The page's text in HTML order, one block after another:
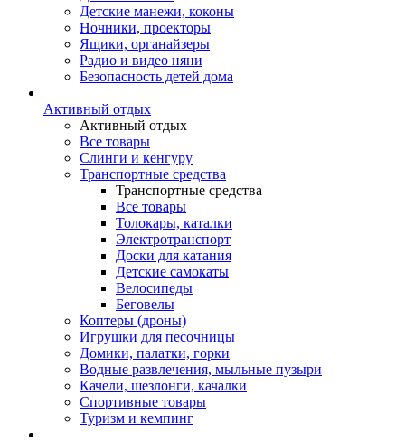
Детские манежи, коконы
Ночники, проекторы
Ящики, органайзеры
Радио и видео няни
Безопасность детей дома
Активный отдых
Активный отдых
Все товары
Слинги и кенгуру
Транспортные средства
Транспортные средства
Все товары
Толокары, каталки
Электротранспорт
Доски для катания
Детские самокаты
Велосипеды
Беговелы
Коптеры (дроны)
Игрушки для песочницы
Домики, палатки, горки
Водные развлечения, мыльные пузыри
Качели, шезлонги, качалки
Спортивные товары
Туризм и кемпинг